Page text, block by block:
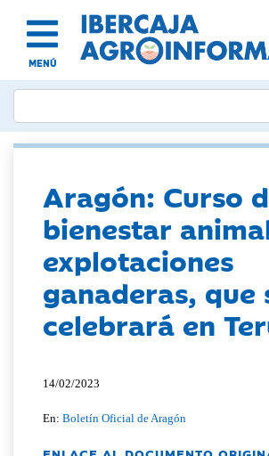
MENÚ
Aragón: Curso
bienestar
explotaciones
ganaderas, que
celebrará en
14/02/2023
En:Boletín Oficial de Aragón